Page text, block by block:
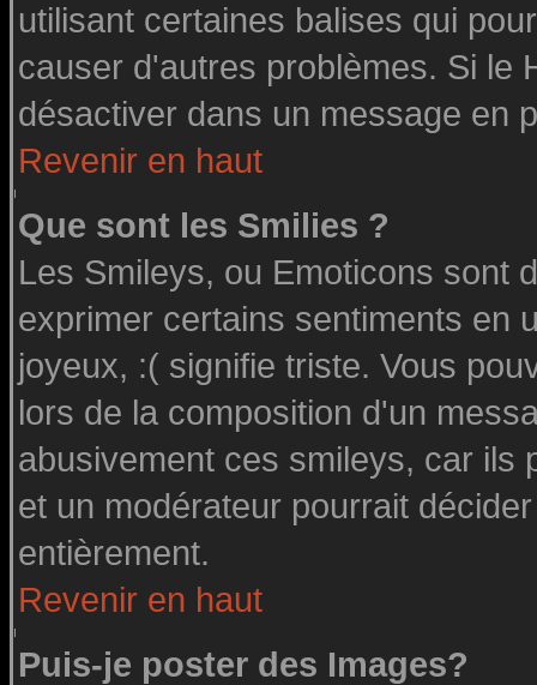
utilisant certaines balises qui
causer d'autres problèmes. Si le
désactiver dans un message en
Revenir en haut
Que sont les Smilies ?
Les Smileys, ou Emoticons sont
exprimer certains sentiments en
joyeux, :( signifie triste. Vous
lors de la composition d'un
abusivement ces smileys, car ils
et un modérateur pourrait
entièrement.
Revenir en haut
Puis-je poster des Images?